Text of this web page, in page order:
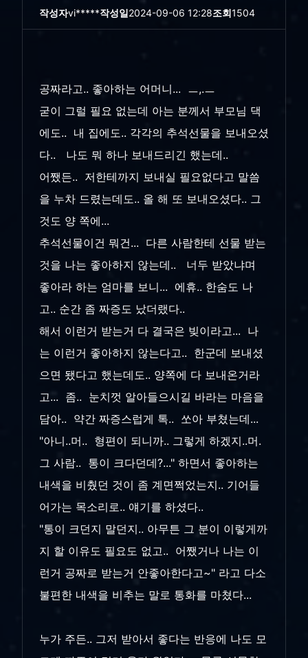
작성자vi*****작성일2024-09-06 12:28조회1504
공짜라고.. 좋아하는 어머니... ㅡ,.ㅡ
굳이 그럴 필요 없는데 아는 분께서 부모님 댁
에도.. 내 집에도.. 각각의 추석선물을 보내오셨
다.. 나도 뭐 하나 보내드리긴 했는데..
어쨌든.. 저한테까지 보내실 필요없다고 말씀
을 누차 드렸는데도.. 올 해 또 보내오셨다.. 그
것도 양 쪽에...
추석선물이건 뭐건... 다른 사람한테 선물 받는
것을 나는 좋아하지 않는데.. 너두 받았냐며
좋아라 하는 엄마를 보니... 에휴.. 한숨도 나
고.. 순간 좀 짜증도 났더랬다..
해서 이런거 받는거 다 결국은 빚이라고... 나
는 이런거 좋아하지 않는다고.. 한군데 보내셨
으면 됐다고 했는데도.. 양쪽에 다 보내온거라
고... 좀.. 눈치껏 알아들으시길 바라는 마음을
담아.. 약간 짜증스럽게 톡.. 쏘아 부쳤는데...
"아니..머.. 형편이 되니까.. 그렇게 하겠지..머.
그 사람.. 통이 크다던데?..." 하면서 좋아하는
내색을 비췄던 것이 좀 계면쩍었는지.. 기어들
어가는 목소리로.. 얘기를 하셨다..
"통이 크던지 말던지.. 아무튼 그 분이 이렇게까
지 할 이유도 필요도 없고.. 어쨌거나 나는 이
런거 공짜로 받는거 안좋아한다고~" 라고 다소
불편한 내색을 비추는 말로 통화를 마쳤다...
누가 주든.. 그저 받아서 좋다는 반응에 나도 모